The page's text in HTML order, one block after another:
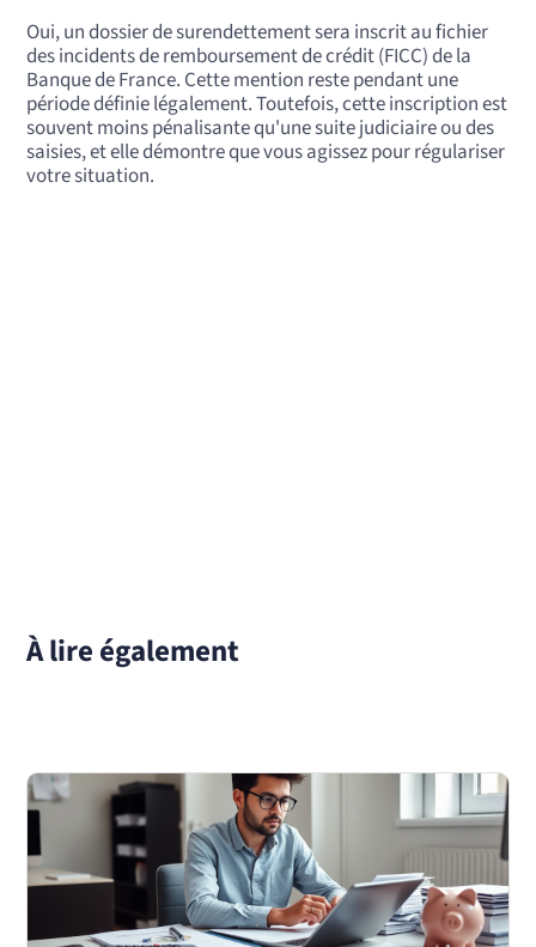
Oui, un dossier de surendettement sera inscrit au fichier
des incidents de remboursement de crédit (FICC) de la
Banque de France. Cette mention reste pendant une
période définie légalement. Toutefois, cette inscription est
souvent moins pénalisante qu'une suite judiciaire ou des
saisies, et elle démontre que vous agissez pour régulariser
votre situation.
À lire également